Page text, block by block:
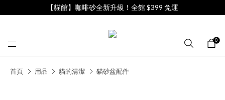
【貓館】咖啡砂全新升級！全館 $399 免運
0
首頁 用品 貓的清潔 貓砂盆配件